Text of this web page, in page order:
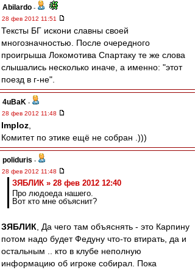
Abilardo -
28 фев 2012 11:51
Тексты БГ искони славны своей
многозначностью. После очередного
проигрыша Локомотива Спартаку те же слова
слышались несколько иначе, а именно: "этот
поезд в г-не".
4uBaK -
28 фев 2012 11:48
Imploz
Комитет по этике ещё не собран .)))
poliduris -
28 фев 2012 11:48
ЗЯБЛИК » 28 фев 2012 12:40
Про людоеда нашего.
Вот кто мне объяснит?
ЗЯБЛИК , Да чего там объяснять - это Карпину
потом надо будет Федуну что-то втирать, да и
остальным .. кто в клубе неполную
информацию об игроке собирал. Пока